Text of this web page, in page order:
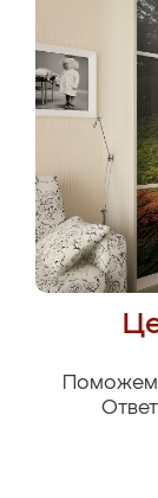
Поможем